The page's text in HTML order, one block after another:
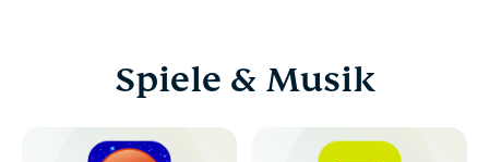
Spiele & Musik